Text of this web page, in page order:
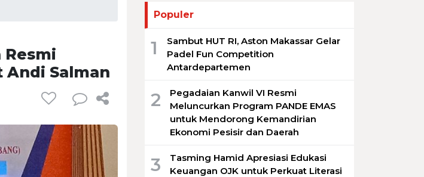
Resmi
Andi Salman
Populer
1
Sambut HUT RI, Aston Makassar Gelar
Padel Fun Competition
Antardepartemen
2
Pegadaian Kanwil VI Resmi
Meluncurkan Program PANDE EMAS
untuk Mendorong Kemandirian
Ekonomi Pesisir dan Daerah
3
Tasming Hamid Apresiasi Edukasi
Keuangan OJK untuk Perkuat Literasi